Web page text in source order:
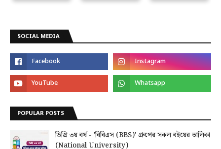
SOCIAL MEDIA
POPULAR POSTS
ডিগ্রি ৩য় বর্ষ - 'বিবিএস (BBS)' গ্রুপের সকল বইয়ের তালিকা
(National University)